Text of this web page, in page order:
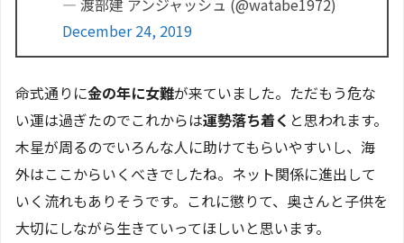
— 渡部建 アンジャッシュ (@watabe1972)
December 24, 2019
命式通りに金の年に女難が来ていました。ただもう危な
い運は過ぎたのでこれからは運勢落ち着く と思われます。
木星が周るのでいろんな人に助けてもらいやすいし、海
外はここからいくべきでしたね。ネット関係に進出して
いく流れもありそうです。これに懲りて、奥さんと子供を
大切にしながら生きていってほしいと思います。